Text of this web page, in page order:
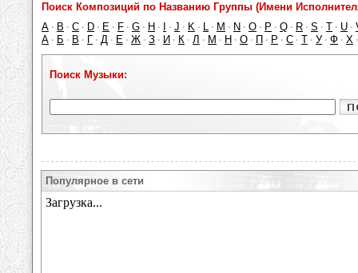
Поиск Композиций по Названию Группы (Имени
A · B · C · D · E · F · G · H · · J · K · L · M · N · O · P · Q · R · S · T · U ·
А · Б · В · Г · Д · Е · Ж · З · И · К · Л · М · Н · О · П · Р · С · Т · У · Ф · Х
Поиск Музыки:
Популярное в сети